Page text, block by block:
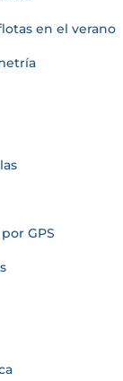
en el verano
GPS